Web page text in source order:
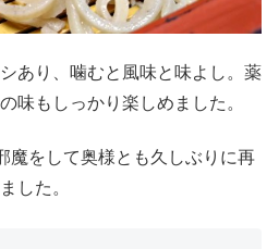
あり、噛むと風味と味よし。薬
味もしっかり楽しめました。
魔をして奥様とも久しぶりに再
した。